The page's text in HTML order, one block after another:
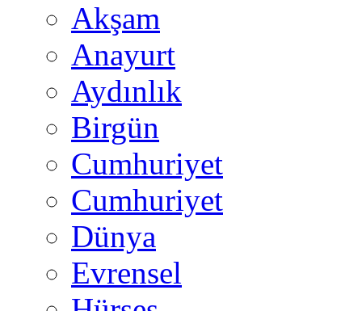
Akşam
Anayurt
Aydınlık
Birgün
Cumhuriyet
Cumhuriyet
Dünya
Evrensel